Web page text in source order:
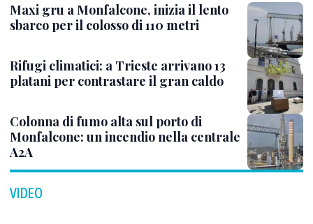
Maxi gru a Monfalcone, inizia il lento
sbarco per il colosso di 110 metri
Rifugi climatici: a Trieste arrivano 13
platani per contrastare il gran caldo
Colonna di fumo alta sul porto di
Monfalcone: un incendio nella centrale
A2A
VIDEO